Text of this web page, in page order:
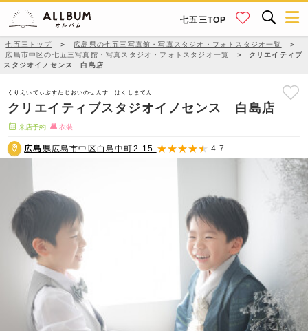
七五三TOP
七五三トップ ＞ 広島県の七五三写真館・写真スタジオ・フォトスタジオ一覧
＞
広島市中区の七五三写真館・写真スタジオ・フォトスタジオ一覧
＞
クリエイティブ
スタジオイノセンス 白島店
くりえいてぃぶすたじおいのせんす はくしまてん
クリエイティブスタジオイノセンス 白島店
来店予約 衣装
広島県広島市中区白島中町2-15 4.7